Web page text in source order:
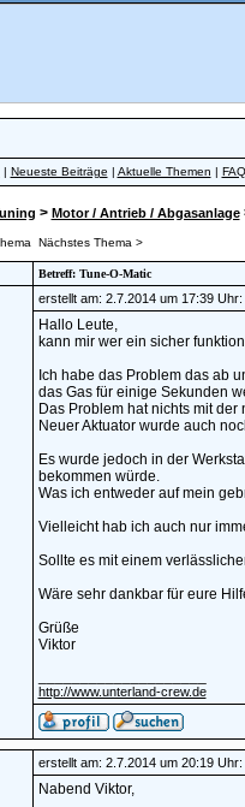
| Neueste Beiträge | Aktuelle Themen | FAQ
> Motor / Antrieb / Abgasanlage
Nächstes Thema >
Betreff: Tune-O-Matic
erstellt am: 2.7.2014 um 17:39 Uhr:
Hallo Leute,
kann mir wer ein sicher
Ich habe das Problem das ab
das Gas für einige Sekunden
Das Problem hat nichts mit
Neuer Aktuator wurde auch
Es wurde jedoch in der
bekommen würde.
Was ich entweder auf mein
Vielleicht hab ich auch nur
Sollte es mit einem
Wäre sehr dankbar für eure
Grüße
Viktor
http://www.unterland-crew.de
erstellt am: 2.7.2014 um 20:19 Uhr:
Nabend Viktor,